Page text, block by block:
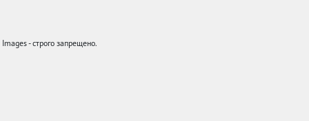
- строго запрещено.